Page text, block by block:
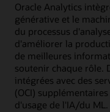
Oracle Analytics
générative et le
du processus
d'améliorer la
de meilleures
soutenir chaque rôle.
intégrées avec des
(OCI)
d'usage de l'IA/du ML.